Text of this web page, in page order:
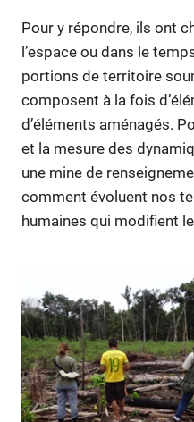
Pour y répondre, ils ont
l’espace ou dans le
portions de territoire
composent à la fois
d’éléments aménagés.
et la mesure des
une mine de
comment évoluent nos
humaines qui modifient